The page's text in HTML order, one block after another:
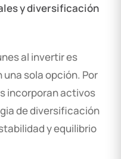
y diversificación
al invertir es
sola opción. Por
incorporan activos
de diversificación
y equilibrio